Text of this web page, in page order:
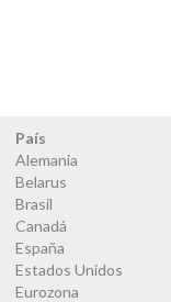
País
Alemania
Belarus
Brasil
Canadá
España
Estados Unidos
Eurozona